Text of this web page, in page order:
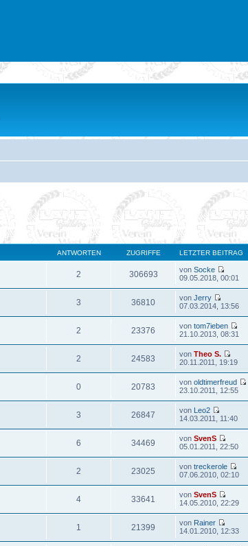
ANTWORTEN ZUGRIFFE LETZTER BEITRAG
2 306693 vonSocke
09.05.2018, 00:01
3 36810 vonJerry
07.03.2014, 13:56
2 23376 vontom7ieben
21.10.2013, 08:31
2 24583 vonTheo S.
20.11.2011, 19:19
0 20783 vonoldtimerfreud
23.10.2011, 12:55
3 26847 von Leo2
14.03.2011, 11:40
6 34469 vonSvenS
05.01.2011, 22:50
2 23025 vontreckerole
07.06.2010, 02:10
4 33641 vonSvenS
14.05.2010, 22:29
1 21399 von Rainer
14.01.2010, 12:33